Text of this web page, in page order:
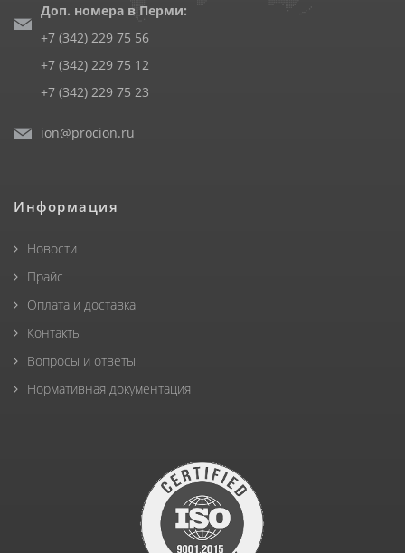
Доп. номера в Перми:
+7 (342) 229 75 56
+7 (342) 229 75 12
+7 (342) 229 75 23
ion@procion.ru
Информация
Новости
Прайс
Оплата и доставка
Контакты
Вопросы и ответы
Нормативная документация